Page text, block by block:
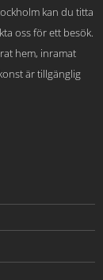
kan du titta
oss för ett besök.
hem, inramat
är tillgänglig